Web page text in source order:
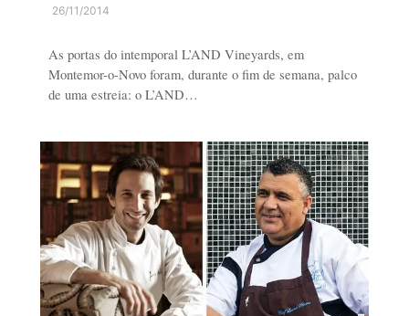
26/11/2014
As portas do intemporal L’AND Vineyards, em
Montemor-o-Novo foram, durante o fim de semana, palco
de uma estreia: o L’AND…